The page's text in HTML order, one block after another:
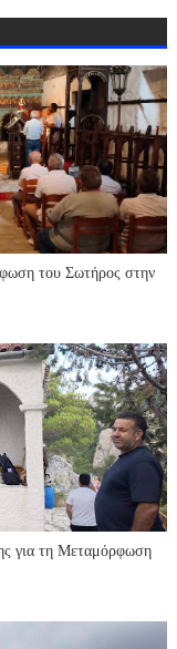
του Σωτήρος στην
για τη Μεταμόρφωση